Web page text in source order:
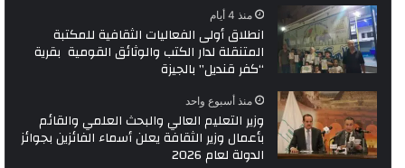
منذ 4 أيام
انطلاق أولى الفعاليات الثقافية للمكتبة
المتنقلة لدار الكتب والوثائق القومية بقرية
“كفر قنديل” بالجيزة
منذ أسبوع واحد
وزير التعليم العالي والبحث العلمي والقائم
بأعمال وزير الثقافة يعلن أسماء الفائزين بجوائز
الدولة لعام 2026